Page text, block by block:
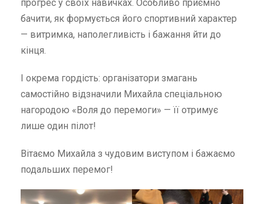
прогрес у своїх навичках. Особливо приємно
бачити, як формується його спортивний характер
— витримка, наполегливість і бажання йти до
кінця.
І окрема гордість: організатори змагань
самостійно відзначили Михайла спеціальною
нагородою «Воля до перемоги» — її отримує
лише один пілот!
Вітаємо Михайла з чудовим виступом і бажаємо
подальших перемог!